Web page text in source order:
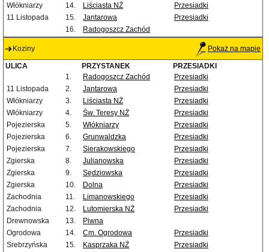
Włókniarzy
14. Liściasta NŻ
Przesiadki
11 Listopada
15. Jantarowa
Przesiadki
16.
Radogoszcz Zachód
Koziny Pokaż na mapie
ULICA PRZYSTANEK
PRZESIADKI
1.
Radogoszcz Zachód
Przesiadki
11 Listopada
2. Jantarowa
Przesiadki
Włókniarzy
3. Liściasta NŻ
Przesiadki
Włókniarzy
4. Św. Teresy NŻ
Przesiadki
Pojezierska
5. Włókniarzy
Przesiadki
Pojezierska
6. Grunwaldzka
Przesiadki
Pojezierska
7. Sierakowskiego
Przesiadki
Zgierska
8. Julianowska
Przesiadki
Zgierska
9. Sędziowska
Przesiadki
Zgierska
10. Dolna
Przesiadki
Zachodnia
11. Limanowskiego
Przesiadki
Zachodnia
12. Lutomierska NŻ
Przesiadki
Drewnowska
13.
Piwna
Ogrodowa
14. Cm. Ogrodowa
Przesiadki
Srebrzyńska
15. Kasprzaka NŻ Przesiadki